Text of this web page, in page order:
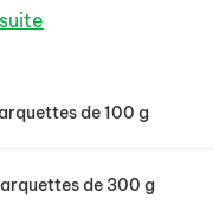
de 100 g
de 300 g